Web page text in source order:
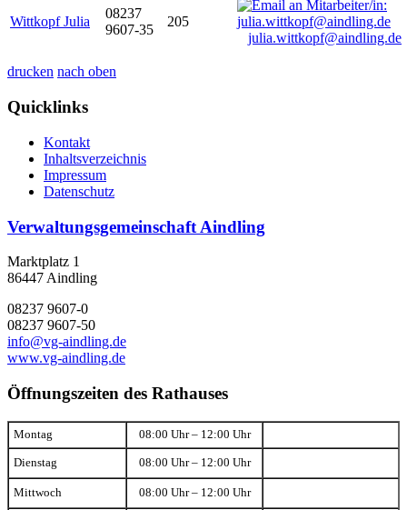
Wittkopf Julia
08237
9607-35
205
julia.wittkopf@aindling.de
drucken nach oben
Quicklinks
Kontakt
Inhaltsverzeichnis
Impressum
Datenschutz
Verwaltungsgemeinschaft Aindling
Marktplatz 1
86447 Aindling
08237 9607-0
08237 9607-50
info@vg-aindling.de
www.vg-aindling.de
Öffnungszeiten des Rathauses
Montag 08:00 Uhr – 12:00 Uhr
Dienstag 08:00 Uhr – 12:00 Uhr
Mittwoch 08:00 Uhr – 12:00 Uhr